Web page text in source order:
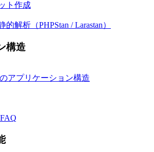
ト作成
解析（PHPStan / Larastan）
構造
アプリケーション構造